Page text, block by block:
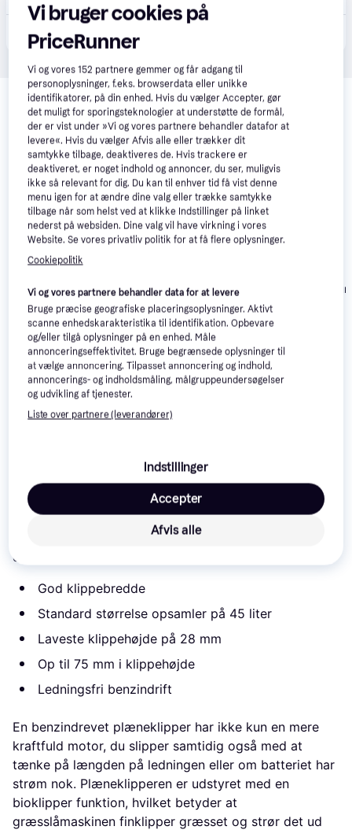
Texas Plæneklipper Razor 4210TR
Relaterede produkter
Se vores forslag til andre produkter, der matcher dine
interesser. Vis alle
Stiga Combi 753 SE
Benzindrevet
plæneklipper
2.999 kr.
Texas Razor
4651TR/WE (El-Start)
Benzindrevet
plæneklipper
2.699 kr.
Texas
Læs om produktet
Laveste pris for Texas Razor 4210TR Benzindrevet
Texas Razor 4210TR er et perfekt værktøj til at holde
din græsplæne trimmet. Med hjælp fra den justerbare
klippehøjde på mellem 28-75 mm, kan du selv vælge
om du vil klippe græsplænen kort eller bare fintrimme
den.
God klippebredde
Standard størrelse opsamler på 45 liter
Laveste klippehøjde på 28 mm
Op til 75 mm i klippehøjde
Ledningsfri benzindrift
En benzindrevet plæneklipper har ikke kun en mere
kraftfuld motor, du slipper samtidig også med at
tænke på længden på ledningen eller om batteriet har
strøm nok. Plæneklipperen er udstyret med en
bioklipper funktion, hvilket betyder at
græsslåmaskinen finklipper græsset og strør det ud
Vi bruger cookies på
PriceRunner
Vi og vores152 partnere gemmer og får adgang til
personoplysninger, f.eks. browserdata eller unikke
identifikatorer, på din enhed. Hvis du vælger Accepter, gør
det muligt for sporingsteknologier at understøtte de formål,
der er vist under »Vi og vores partnere behandler datafor at
levere«. Hvis du vælger Afvis alle eller trækker dit
samtykke tilbage, deaktiveres de. Hvis trackere er
deaktiveret, er noget indhold og annoncer, du ser, muligvis
ikke så relevant for dig. Du kan til enhver tid få vist denne
menu igen for at ændre dine valg eller trække samtykke
tilbage når som helst ved at klikke Indstillinger på linket
nederst på websiden. Dine valg vil have virkning i vores
Website. Se vores privatliv politik for at få flere oplysninger.
Cookiepolitik
Vi og vores partnere behandler data for at levere
Bruge præcise geografiske placeringsoplysninger. Aktivt
scanne enhedskarakteristika til identifikation. Opbevare
og/eller tilgå oplysninger på en enhed. Måle
annonceringseffektivitet. Bruge begrænsede oplysninger til
at vælge annoncering. Tilpasset annoncering og indhold,
annoncerings- og indholdsmåling, målgruppeundersøgelser
og udvikling af tjenester.
Liste over partnere (leverandører)
Indstillinger
Afvis alle
Accepter